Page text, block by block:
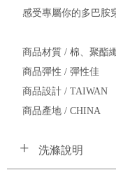
感受專屬你的多巴胺
商品材質 / 棉、聚酯
商品彈性 / 彈性佳
商品設計 / TAIWAN
商品產地 / CHINA
洗滌說明